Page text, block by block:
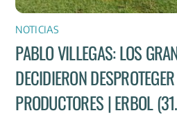
NOTICIAS
PABLO VILLEGAS: LOS
DECIDIERON
PRODUCTORES | ERBOL